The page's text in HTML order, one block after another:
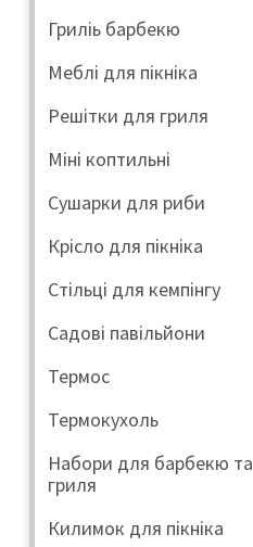
Гриліь барбекю
Меблі для пікніка
Решітки для гриля
Міні коптильні
Сушарки для риби
Крісло для пікніка
Стільці для кемпінгу
Садові павільйони
Термос
Термокухоль
Набори для барбекю та
гриля
Килимок для пікніка